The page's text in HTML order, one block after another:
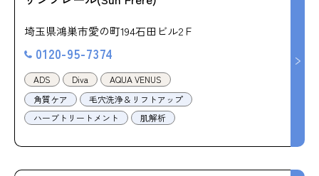
埼玉県鴻巣市愛の町194石田ビル2Ｆ
0120-95-7374
ADS Diva
AQUA VENUS
角質ケア
毛穴洗浄＆リフトアップ
ハーブトリートメント
肌解析